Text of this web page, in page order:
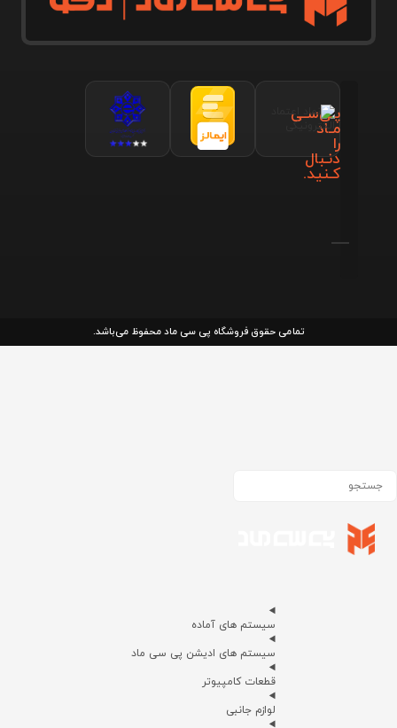
پـی‌سـی
مـاد
را
دنـبال
کـنید.
تمامی حقوق فروشگاه پی سی ماد محفوظ می‌باشد.
سیستم های آماده
سیستم های ادیشن پی سی ماد
قطعات کامپیوتر
لوازم جانبی